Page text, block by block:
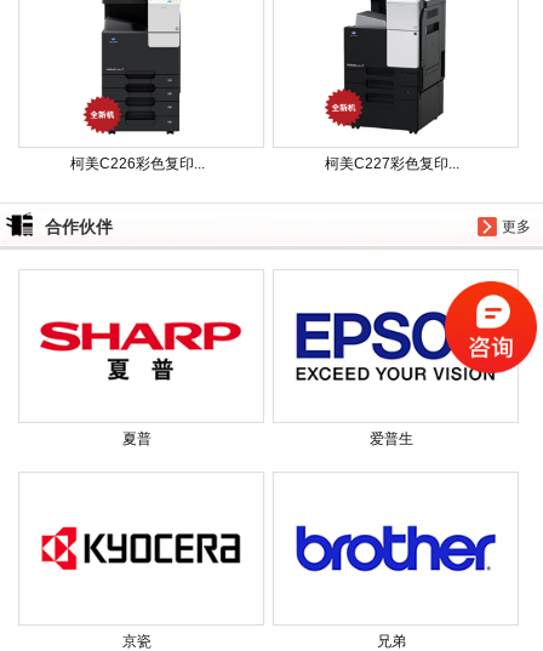
柯美C226彩色复印... 柯美C227彩色复印...
更多
合作伙伴
夏普 爱普生
京瓷 兄弟